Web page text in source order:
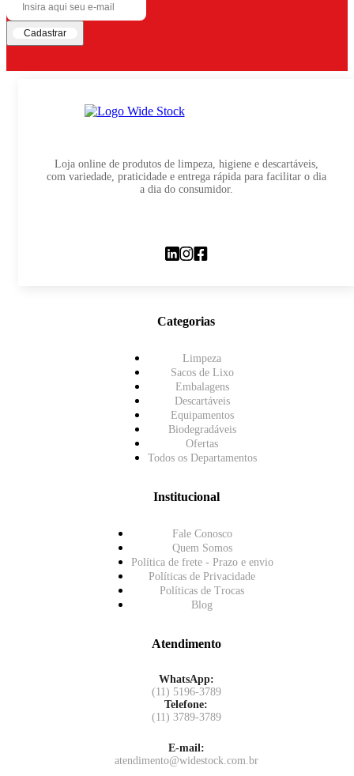
Cadastrar
Loja online de produtos de limpeza, higiene e descartáveis,
com variedade, praticidade e entrega rápida para facilitar o dia
a dia do consumidor.
Categorias
Limpeza
Sacos de Lixo
Embalagens
Descartáveis
Equipamentos
Biodegradáveis
Ofertas
Todos os Departamentos
Institucional
Fale Conosco
Quem Somos
Política de frete - Prazo e envio
Políticas de Privacidade
Políticas de Trocas
Blog
Atendimento
WhatsApp:
(11) 5196-3789
Telefone:
(11) 3789-3789
E-mail:
atendimento@widestock.com.br